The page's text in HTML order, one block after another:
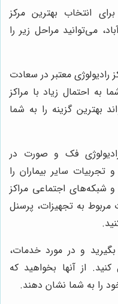
انتخاب بهترین مرکز
می‌توانید مراحل زیر را
رادیولوژی معتبر در سعادت
به احتمال زیاد با مراکز
بهترین گزینه را به شما
رادیولوژی فک و صورت در
سایر بیماران را
شبکه‌های اجتماعی مراکز
مربوط به تجهیزات، پرسنل
و در مورد خدمات،
از آنها بخواهید که
را به شما نشان دهند.